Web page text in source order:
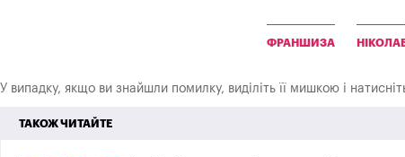
ФРАНШИЗА
У випадку, якщо ви знайшли помилку, виділіть її мишкою і
ТАКОЖ ЧИТАЙТЕ